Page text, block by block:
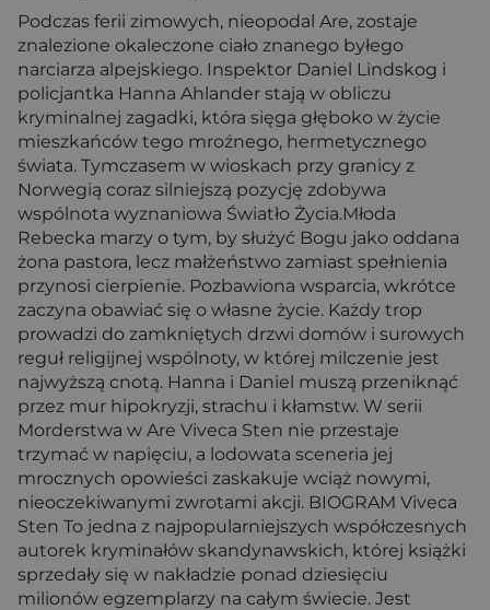
Podczas ferii zimowych, nieopodal Are, zostaje
znalezione okaleczone ciało znanego byłego
narciarza alpejskiego. Inspektor Daniel Lindskog i
policjantka Hanna Ahlander stają w obliczu
kryminalnej zagadki, która sięga głęboko w życie
mieszkańców tego mroźnego, hermetycznego
świata. Tymczasem w wioskach przy granicy z
Norwegią coraz silniejszą pozycję zdobywa
wspólnota wyznaniowa Światło Życia.Młoda
Rebecka marzy o tym, by służyć Bogu jako oddana
żona pastora, lecz małżeństwo zamiast spełnienia
przynosi cierpienie. Pozbawiona wsparcia, wkrótce
zaczyna obawiać się o własne życie. Każdy trop
prowadzi do zamkniętych drzwi domów i surowych
reguł religijnej wspólnoty, w której milczenie jest
najwyższą cnotą. Hanna i Daniel muszą przeniknąć
przez mur hipokryzji, strachu i kłamstw. W serii
Morderstwa w Are Viveca Sten nie przestaje
trzymać w napięciu, a lodowata sceneria jej
mrocznych opowieści zaskakuje wciąż nowymi,
nieoczekiwanymi zwrotami akcji. BIOGRAM Viveca
Sten To jedna z najpopularniejszych współczesnych
autorek kryminałów skandynawskich, której książki
sprzedały się w nakładzie ponad dziesięciu
milionów egzemplarzy na całym świecie. Jest